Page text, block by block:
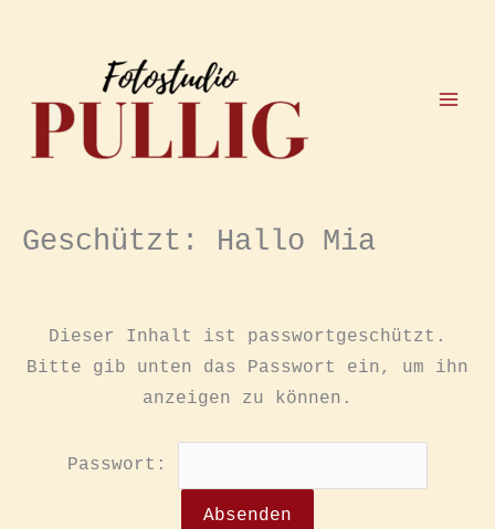
Geschützt: Hallo Mia
Dieser Inhalt ist passwortgeschützt.
Bitte gib unten das Passwort ein, um ihn
anzeigen zu können.
Passwort: